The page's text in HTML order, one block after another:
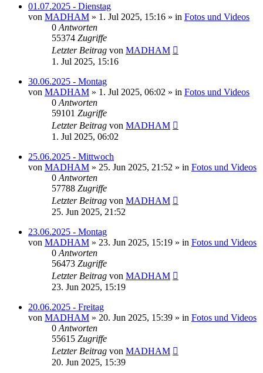
01.07.2025 - Dienstag
von MADHAM » 1. Jul 2025, 15:16 » in Fotos und Videos
0 Antworten
55374 Zugriffe
Letzter Beitrag von MADHAM
1. Jul 2025, 15:16
30.06.2025 - Montag
von MADHAM » 1. Jul 2025, 06:02 » in Fotos und Videos
0 Antworten
59101 Zugriffe
Letzter Beitrag von MADHAM
1. Jul 2025, 06:02
25.06.2025 - Mittwoch
von MADHAM » 25. Jun 2025, 21:52 » in Fotos und Videos
0 Antworten
57788 Zugriffe
Letzter Beitrag von MADHAM
25. Jun 2025, 21:52
23.06.2025 - Montag
von MADHAM » 23. Jun 2025, 15:19 » in Fotos und Videos
0 Antworten
56473 Zugriffe
Letzter Beitrag von MADHAM
23. Jun 2025, 15:19
20.06.2025 - Freitag
von MADHAM » 20. Jun 2025, 15:39 » in Fotos und Videos
0 Antworten
55615 Zugriffe
Letzter Beitrag von MADHAM
20. Jun 2025, 15:39